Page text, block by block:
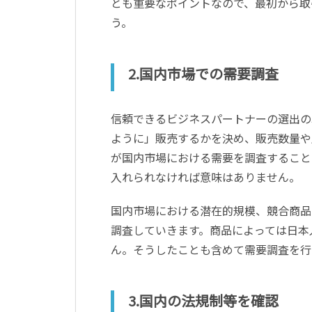
う。
2.国内市場での需要調査
信頼できるビジネスパートナーの選出
ように」販売するかを決め、販売数量
が国内市場における需要を調査するこ
入れられなければ意味はありません。
国内市場における潜在的規模、競合商
調査していきます。商品によっては日
ん。そうしたことも含めて需要調査を
3.国内の法規制等を確認